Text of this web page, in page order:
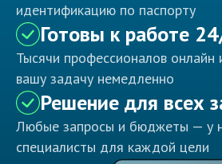
идентификацию по паспорту
Готовы к работе
Тысячи профессионалов онлайн
вашу задачу немедленно
Решение для всех
Любые запросы и бюджеты — у
специалисты для каждой цели